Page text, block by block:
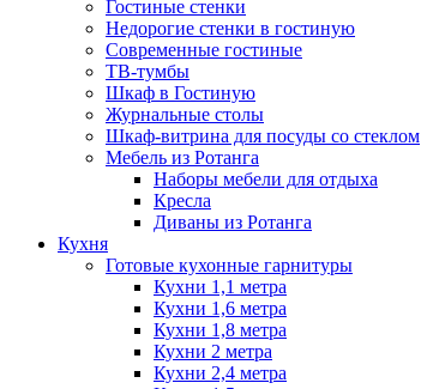
Гостиные стенки
Недорогие стенки в гостиную
Современные гостиные
ТВ-тумбы
Шкаф в Гостиную
Журнальные столы
Шкаф-витрина для посуды со стеклом
Мебель из Ротанга
Наборы мебели для отдыха
Кресла
Диваны из Ротанга
Кухня
Готовые кухонные гарнитуры
Кухни 1,1 метра
Кухни 1,6 метра
Кухни 1,8 метра
Кухни 2 метра
Кухни 2,4 метра